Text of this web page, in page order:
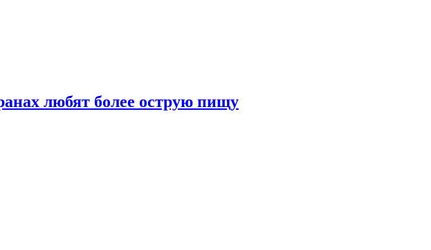
любят более острую пищу